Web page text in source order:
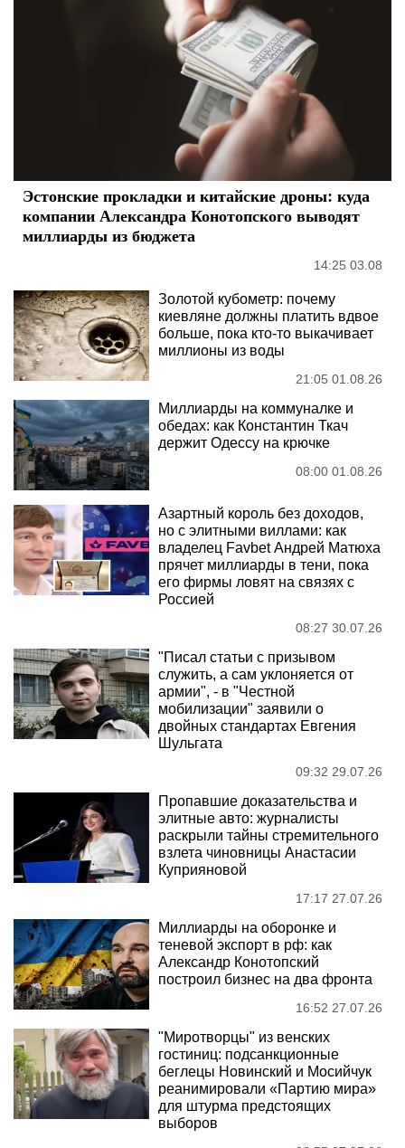
Эстонские прокладки и китайские дроны: куда
компании Александра Конотопского выводят
миллиарды из бюджета
14:25 03.08
Золотой кубометр: почему
киевляне должны платить вдвое
больше, пока кто-то выкачивает
миллионы из воды
21:05 01.08.26
Миллиарды на коммуналке и
обедах: как Константин Ткач
держит Одессу на крючке
08:00 01.08.26
Азартный король без доходов,
но с элитными виллами: как
владелец Favbet Андрей Матюха
прячет миллиарды в тени, пока
его фирмы ловят на связях с
Россией
08:27 30.07.26
"Писал статьи с призывом
служить, а сам уклоняется от
армии", - в "Честной
мобилизации" заявили о
двойных стандартах Евгения
Шульгата
09:32 29.07.26
Пропавшие доказательства и
элитные авто: журналисты
раскрыли тайны стремительного
взлета чиновницы Анастасии
Куприяновой
17:17 27.07.26
Миллиарды на оборонке и
теневой экспорт в рф: как
Александр Конотопский
построил бизнес на два фронта
16:52 27.07.26
"Миротворцы" из венских
гостиниц: подсанкционные
беглецы Новинский и Мосийчук
реанимировали «Партию мира»
для штурма предстоящих
выборов